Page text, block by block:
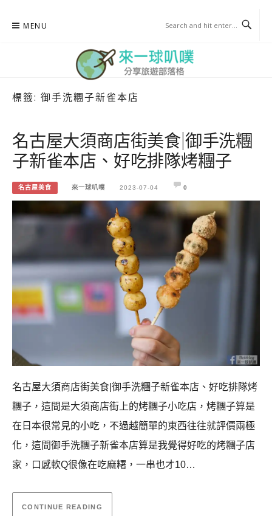
MENU
標籤: 御手洗糰子新雀本店
名古屋大須商店街美食|御手洗糰
子新雀本店、好吃排隊烤糰子
名古屋美食 來一球叭噗 2023-07-04 0
名古屋大須商店街美食|御手洗糰子新雀本店、好吃排隊烤
糰子，這間是大須商店街上的烤糰子小吃店，烤糰子算是
在日本很常見的小吃，不過越簡單的東西往往就評價兩極
化，這間御手洗糰子新雀本店算是我覺得好吃的烤糰子店
家，口感軟Q很像在吃麻糬，一串也才10…
CONTINUE READING